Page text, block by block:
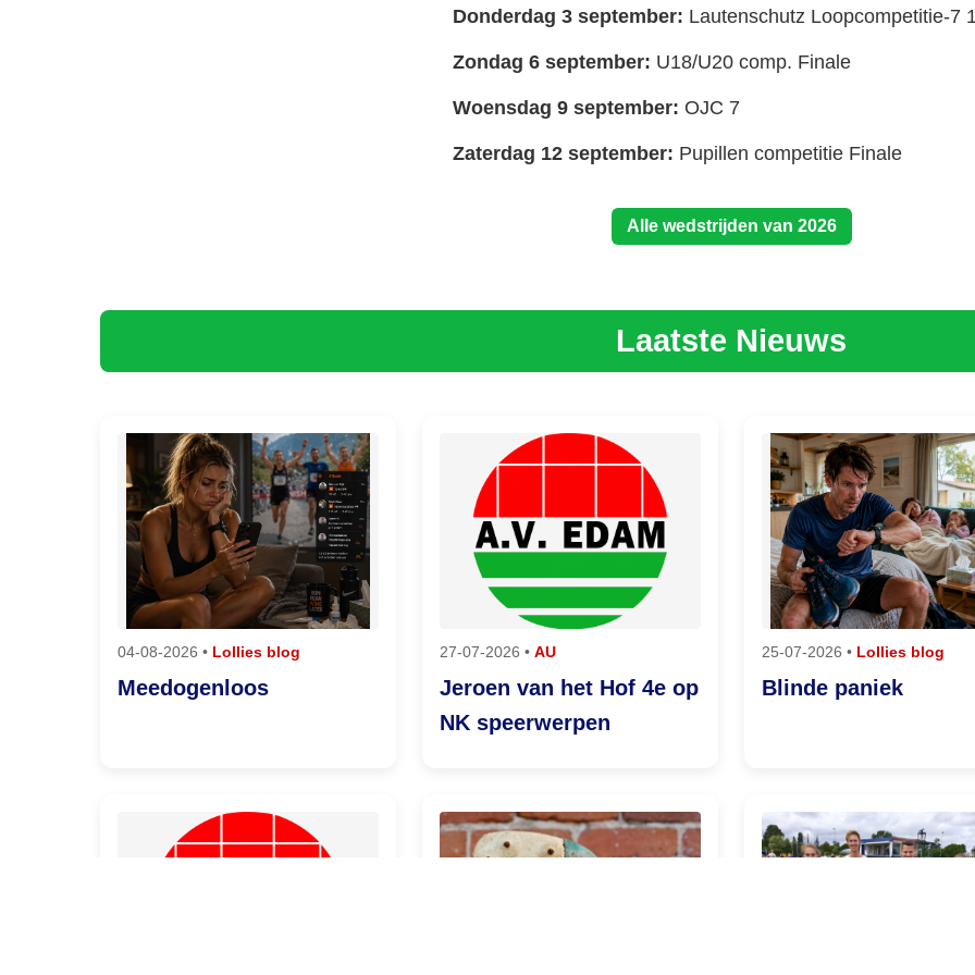
Donderdag 3 september: Lautenschutz Loopcompetitie-7
Zondag 6 september: U18/U20 comp. Finale
Woensdag 9 september: OJC 7
Zaterdag 12 september: Pupillen competitie Finale
Alle wedstrijden van 2026
Laatste Nieuws
04-08-2026 • Lollies blog
Meedogenloos
27-07-2026 • AU
Jeroen van het Hof 4e op
NK speerwerpen
25-07-2026 • Lollies blog
Blinde paniek